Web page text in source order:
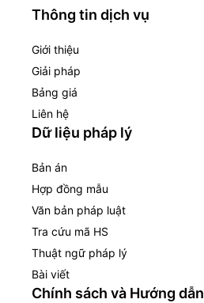
Thông tin dịch vụ
Giới thiệu
Giải pháp
Bảng giá
Liên hệ
Dữ liệu pháp lý
Bản án
Hợp đồng mẫu
Văn bản pháp luật
Tra cứu mã HS
Thuật ngữ pháp lý
Bài viết
Chính sách và Hướng dẫn